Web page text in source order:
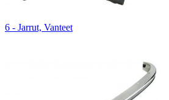
6 - Jarrut, Vanteet